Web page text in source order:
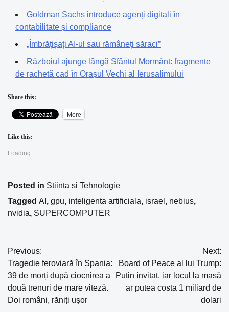
Goldman Sachs introduce agenți digitali în
contabilitate și compliance
„Îmbrățișați AI-ul sau rămâneți săraci”
Războiul ajunge lângă Sfântul Mormânt: fragmente
de rachetă cad în Orașul Vechi al Ierusalimului
Share this:
More
Like this:
Loading...
Posted in Stiinta si Tehnologie
Tagged AI , gpu, inteligenta artificiala, israel , nebius,
nvidia, SUPERCOMPUTER
Navigare
în
articole
Previous:
Tragedie feroviară în Spania:
39 de morți după ciocnirea a
două trenuri de mare viteză.
Doi români, răniți ușor
Next:
Board of Peace al lui Trump:
Putin invitat, iar locul la masă
ar putea costa 1 miliard de
dolari